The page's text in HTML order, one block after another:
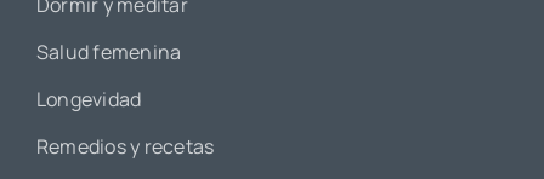
Dormir y meditar
Salud femenina
Longevidad
Remedios y recetas